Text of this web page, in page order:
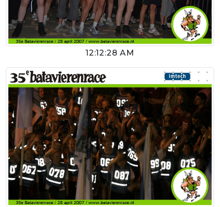
12:12:28 AM